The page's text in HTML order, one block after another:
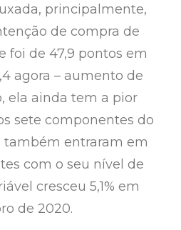
principalmente,
de compra de
foi de 47,9 pontos em
agora – aumento de
ela ainda tem a pior
sete componentes do
também entraram em
com o seu nível de
cresceu 5,1% em
de 2020.